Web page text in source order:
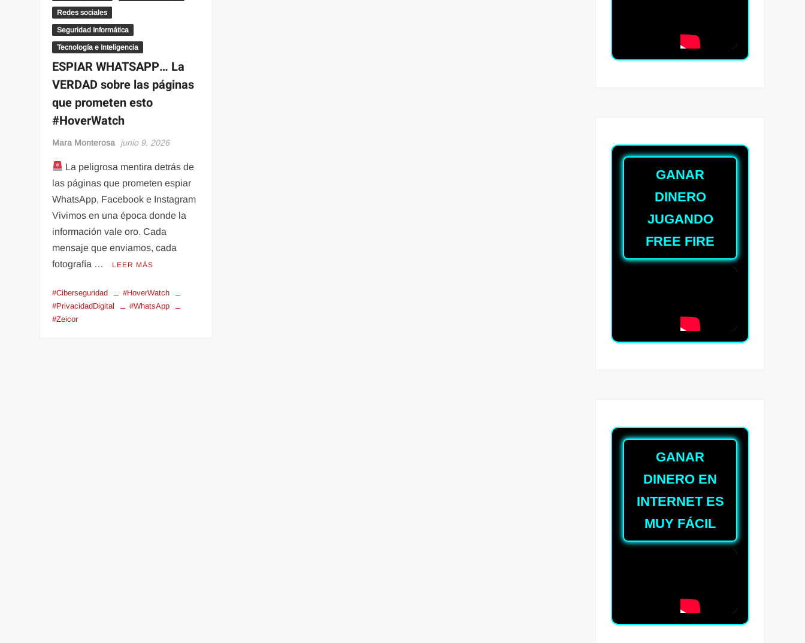
Redes sociales
Seguridad Informática
Tecnología e Inteligencia
ESPIAR WHATSAPP… La
VERDAD sobre las páginas
que prometen esto
#HoverWatch
Mara Monterosa junio 9, 2026
La peligrosa mentira detrás de
las páginas que prometen espiar
WhatsApp, Facebook e Instagram
Vivimos en una época donde la
información vale oro. Cada
mensaje que enviamos, cada
fotografía …
LEER MÁS
#Ciberseguridad
#HoverWatch
#PrivacidadDigital
#WhatsApp
#Zeicor
GANAR
DINERO
JUGANDO
FREE FIRE
GANAR
DINERO EN
INTERNET ES
MUY FÁCIL